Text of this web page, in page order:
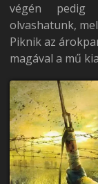
végén pedig
olvashatunk,
Piknik az
magával a mű